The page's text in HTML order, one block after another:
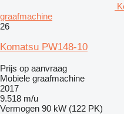
graafmachine
26
Komatsu PW148-10
Prijs op aanvraag
Mobiele graafmachine
2017
9.518 m/u
Vermogen 90 kW (122 PK)